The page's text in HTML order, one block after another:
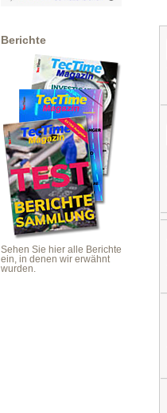
Berichte
Sehen Sie hier alle Berichte
ein, in denen wir erwähnt
wurden.